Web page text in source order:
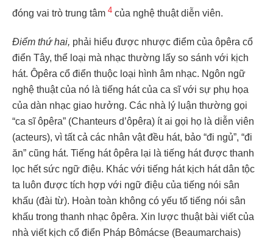
đóng vai trò trung tâm 4 của nghệ thuật diễn viên.
Điểm thứ hai, phải hiểu được nhược điểm của ôpêra cổ
điển Tây, thể loại mà nhạc thường lấy so sánh với kịch
hát. Ôpêra cổ điển thuộc loại hình âm nhạc. Ngôn ngữ
nghệ thuật của nó là tiếng hát của ca sĩ với sự phụ họa
của dàn nhạc giao hưởng. Các nhà lý luận thường gọi
“ca sĩ ôpêra” (Chanteurs d’ôpêra) ít ai gọi họ là diễn viên
(acteurs), vì tất cả các nhân vật đều hát, bảo “đi ngủ”, “đi
ăn” cũng hát. Tiếng hát ôpêra lại là tiếng hát được thanh
lọc hết sức ngữ điệu. Khác với tiếng hát kịch hát dân tộc
ta luôn được tích hợp với ngữ điệu của tiếng nói sân
khấu (đài từ). Hoàn toàn không có yếu tố tiếng nói sân
khấu trong thanh nhạc ôpêra. Xin lược thuật bài viết của
nhà viết kịch cổ điển Pháp Bômácse (Beaumarchais)